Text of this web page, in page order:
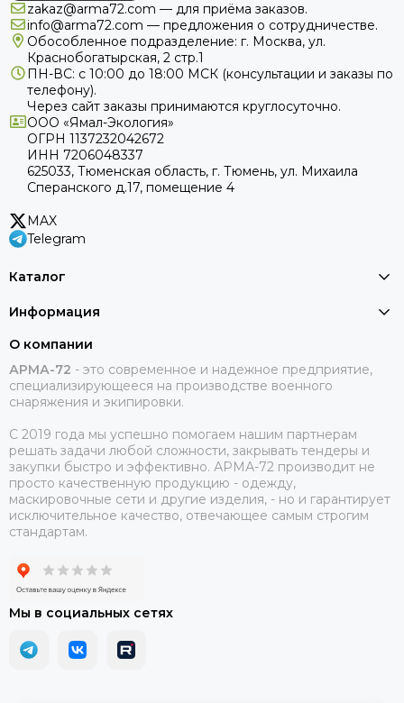
zakaz@arma72.com — для приёма заказов.
info@arma72.com — предложения о сотрудничестве.
Обособленное подразделение: г. Москва, ул.
Краснобогатырская, 2 стр.1
ПН-ВС: с 10:00 до 18:00 МСК (консультации и заказы по
телефону).
Через сайт заказы принимаются круглосуточно.
ООО «Ямал-Экология»
ОГРН 1137232042672
ИНН 7206048337
625033, Тюменская область, г. Тюмень, ул. Михаила
Сперанского д.17, помещение 4
MAX
Telegram
Каталог
Информация
О компании
АРМА-72 - это современное и надежное предприятие,
специализирующееся на производстве военного
снаряжения и экипировки.
С 2019 года мы успешно помогаем нашим партнерам
решать задачи любой сложности, закрывать тендеры и
закупки быстро и эффективно. АРМА-72 производит не
просто качественную продукцию - одежду,
маскировочные сети и другие изделия, - но и гарантирует
исключительное качество, отвечающее самым строгим
стандартам.
Мы в социальных сетях